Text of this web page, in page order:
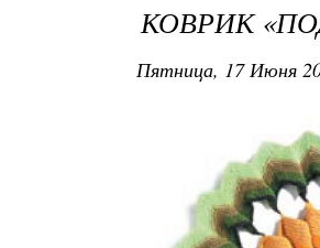
КОВРИК
Пятница, 17 Июня